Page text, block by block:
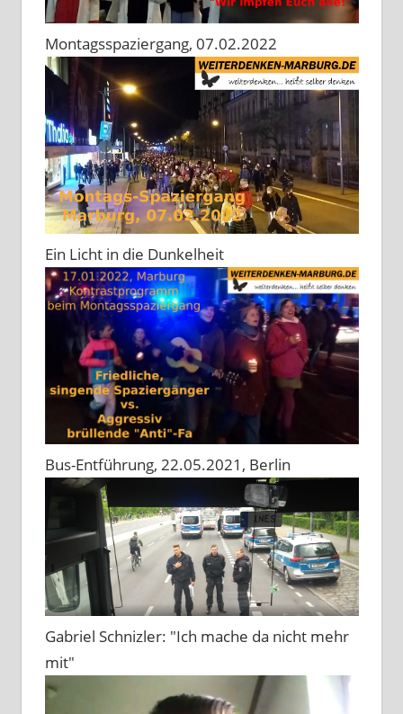
Montagsspaziergang, 07.02.2022
Ein Licht in die Dunkelheit
Bus-Entführung, 22.05.2021, Berlin
Gabriel Schnizler: "Ich mache da nicht mehr
mit"